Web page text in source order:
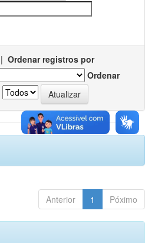
| Ordenar registros por
Ordenar
Anterior 1 Póximo